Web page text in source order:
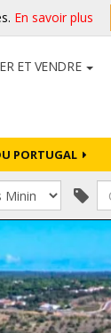
En savoir plus
ET VENDRE
PORTUGAL